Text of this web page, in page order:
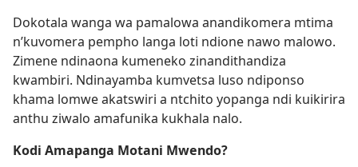
Dokotala wanga wa pamalowa anandikomera mtima
n’kuvomera pempho langa loti ndione nawo malowo.
Zimene ndinaona kumeneko zinandithandiza
kwambiri. Ndinayamba kumvetsa luso ndiponso
khama lomwe akatswiri a ntchito yopanga ndi kuikirira
anthu ziwalo amafunika kukhala nalo.
Kodi Amapanga Motani Mwendo?